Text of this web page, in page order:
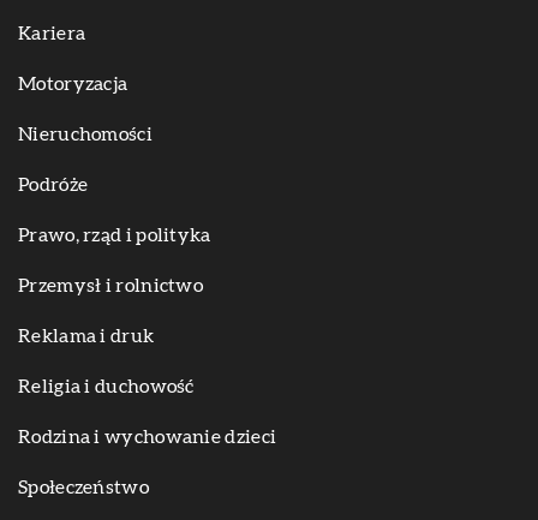
Kariera
Motoryzacja
Nieruchomości
Podróże
Prawo, rząd i polityka
Przemysł i rolnictwo
Reklama i druk
Religia i duchowość
Rodzina i wychowanie dzieci
Społeczeństwo